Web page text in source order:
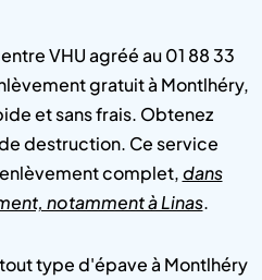
VHU agréé au 01 88 33
gratuit à Montlhéry,
et sans frais. Obtenez
destruction. Ce service
complet,dans
notamment à Linas.
type d'épave à Montlhéry